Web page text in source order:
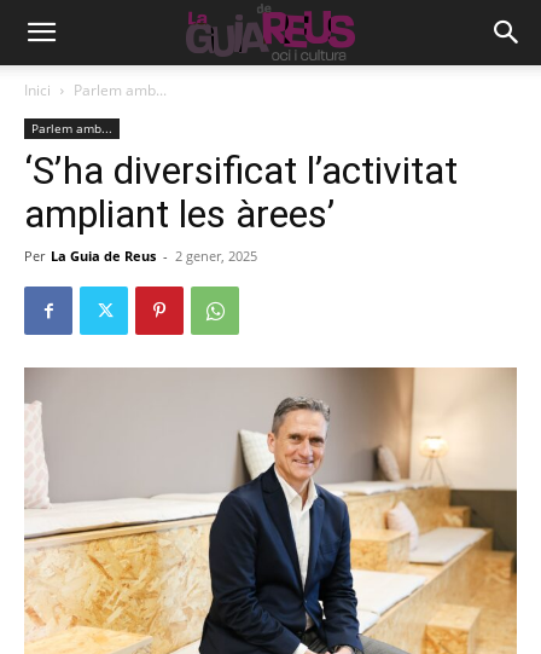
Inici Parlem amb...
Parlem amb...
‘S’ha diversificat l’activitat
ampliant les àrees’
Per La Guia de Reus - 2 gener, 2025